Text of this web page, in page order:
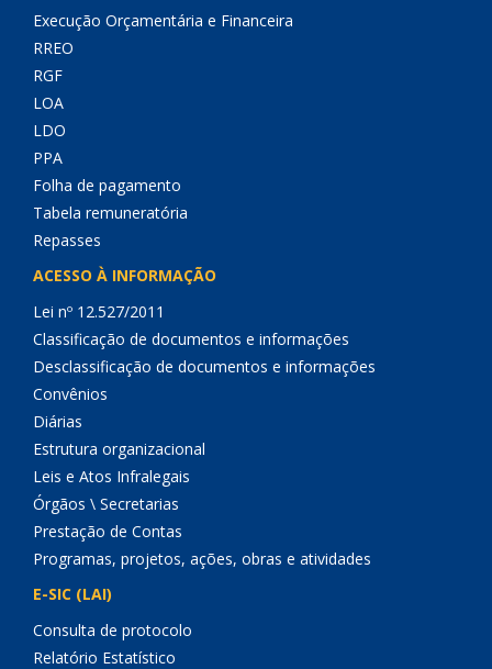
Execução Orçamentária e Financeira
RREO
RGF
LOA
LDO
PPA
Folha de pagamento
Tabela remuneratória
Repasses
ACESSO À INFORMAÇÃO
Lei nº 12.527/2011
Classificação de documentos e informações
Desclassificação de documentos e informações
Convênios
Diárias
Estrutura organizacional
Leis e Atos Infralegais
Órgãos \ Secretarias
Prestação de Contas
Programas, projetos, ações, obras e atividades
E-SIC (LAI)
Consulta de protocolo
Relatório Estatístico